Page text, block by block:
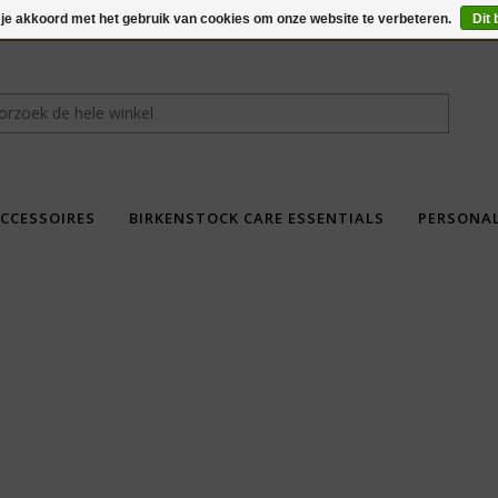
BIRKENSTOCK CARE ESSENTIALS
akkoord met het gebruik van cookies om onze website te verbeteren. Dit